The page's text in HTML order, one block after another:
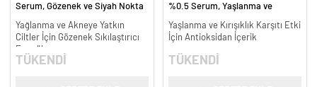
Serum, Gözenek ve Siyah Nokta
30 ml.
Yağlanma ve Akneye Yatkın
Ciltler İçin Gözenek Sıkılaştırıcı
Formül
TÜKENDİ
%0.5 Serum, Yaşlanma ve
Yaşlanma ve Kırışıklık Karşıtı Etki
İçin Antioksidan İçerik
TÜKENDİ